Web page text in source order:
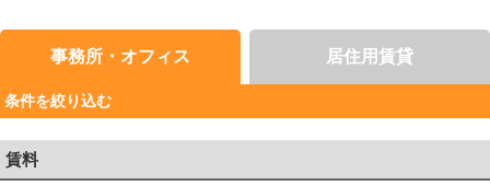
事務所・オフィス 居住用賃貸
条件を絞り込む
賃料